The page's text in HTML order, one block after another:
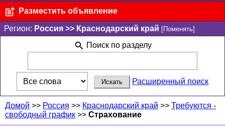
Разместить объявление
Регион: Россия >> Краснодарский край [Поменять]
Поиск по разделу
Расширенный поиск
Домой >> Россия >> Краснодарский край >> Требуются -
свободный график >> Страхование